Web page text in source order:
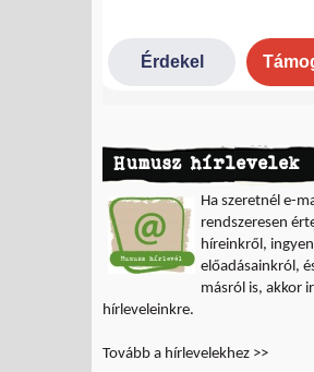
Humusz hírlevelek
Ha szeretnél e-
rendszeresen
híreinkről,
előadásainkról,
másról is, akkor
hírleveleinkre.
Tovább a hírlevelekhez >>